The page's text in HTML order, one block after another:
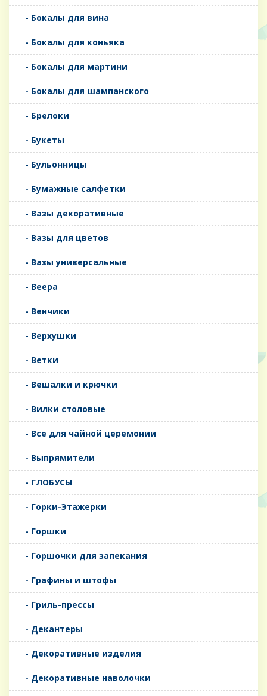
- Бокалы для вина
- Бокалы для коньяка
- Бокалы для мартини
- Бокалы для шампанского
- Брелоки
- Букеты
- Бульонницы
- Бумажные салфетки
- Вазы декоративные
- Вазы для цветов
- Вазы универсальные
- Веера
- Венчики
- Верхушки
- Ветки
- Вешалки и крючки
- Вилки столовые
- Все для чайной церемонии
- Выпрямители
- ГЛОБУСЫ
- Горки-Этажерки
- Горшки
- Горшочки для запекания
- Графины и штофы
- Гриль-прессы
- Декантеры
- Декоративные изделия
- Декоративные наволочки